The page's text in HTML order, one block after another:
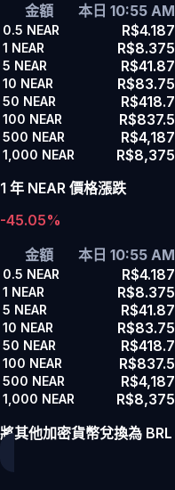
金額
本日 10:55 AM
0.5 NEAR R$4.187
1 NEAR R$8.375
5 NEAR R$41.87
10 NEAR R$83.75
50 NEAR R$418.7
100 NEAR R$837.5
500 NEAR R$4,187
1,000 NEAR R$8,375
1 年 NEAR 價格漲跌
-45.05%
金額
本日 10:55 AM
0.5 NEAR R$4.187
1 NEAR R$8.375
5 NEAR R$41.87
10 NEAR R$83.75
50 NEAR R$418.7
100 NEAR R$837.5
500 NEAR R$4,187
1,000 NEAR R$8,375
將其他加密貨幣兌換為 BRL